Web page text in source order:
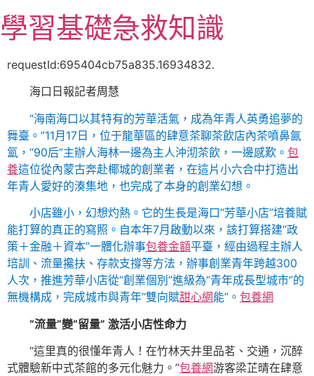
至
主
學習基礎急救知識
requestId:695404cb75a835.16934832.
海口日報記者周慧
“海南海口以其特有的芳華活氣，成為年青人英勇追夢的
舞臺。”11月17日，位于龍華區的肆意茶聊茶飲店內茶噴鼻氤
氳，“90后”主辦人海林一邊為主人沖沏茶飲，一邊感歎。 包
養這位從內蒙古奔赴椰城的創業者，在這片小六合中打造出
年青人愛好的湊集地，也完成了本身的創業幻想。
小店雖小，幻想灼熱。它的生長是海口“芳華小店”培養賦
能打算的真正的寫照。自本年7月啟動以來，該打算搭建“政
策＋金融＋資本”一體化辦事包養金額平臺，經由過程主辦人
培訓、流量攙扶、存款支撐等方法，辦事創業青年跨越300
人次，推進芳華小店從“創業個別”進級為“青年成長型城市”的
無機構成，完成城市與青年“雙向賦甜心網能”。 包養網
“流量”變“留量” 激活小店性命力
“這里真的很懂年青人！在竹林天井里品茗、交通，沉醉
式體驗新中式茶館的多元化魅力。”包養網游客梁芷晴在肆意